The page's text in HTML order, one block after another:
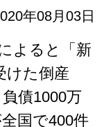
年08月03日
よると「新
けた倒産
債1000万
国で400件